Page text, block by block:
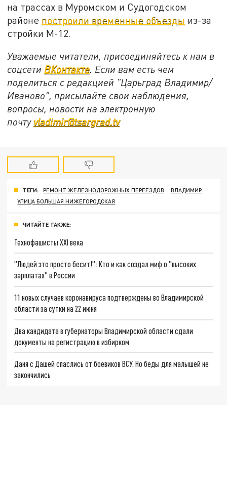
на трассах в Муромском и Судогодском
районе построили временные объезды из-за
стройки М-12.
Уважаемые читатели, присоединяйтесь к нам в
соцсети ВКонтакте. Если вам есть чем
поделиться с редакцией "Царьград Владимир/
Иваново", присылайте свои наблюдения,
вопросы, новости на электронную
почту vladimir@tsargrad.tv
ТЕГИ: РЕМОНТ ЖЕЛЕЗНОДОРОЖНЫХ ПЕРЕЕЗДОВ
ВЛАДИМИР
УЛИЦА БОЛЬШАЯ НИЖЕГОРОДСКАЯ
ЧИТАЙТЕ ТАКЖЕ:
Технофашисты XXI века
"Людей это просто бесит!": Кто и как создал миф о "высоких
зарплатах" в России
11 новых случаев коронавируса подтверждены во Владимирской
области за сутки на 22 июня
Два кандидата в губернаторы Владимирской области сдали
документы на регистрацию в избирком
Даня с Дашей спаслись от боевиков ВСУ. Но беды для малышей не
закончились